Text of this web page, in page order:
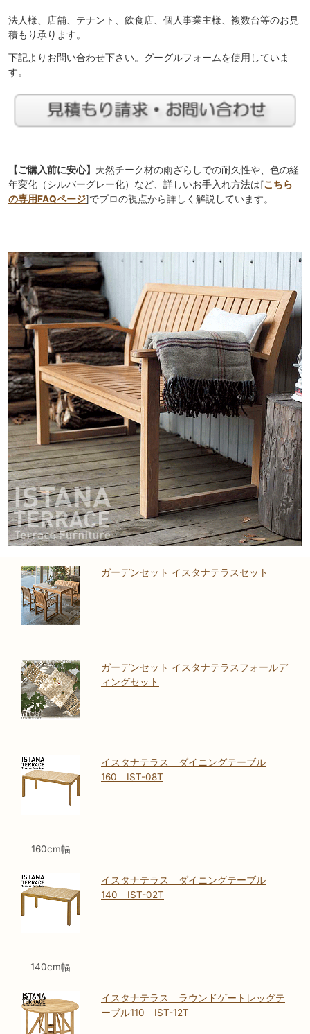
法人様、店舗、テナント、飲食店、個人事業主様、複数台等のお見
積もり承ります。
下記よりお問い合わせ下さい。グーグルフォームを使用していま
す。
【ご購入前に安心】 天然チーク材の雨ざらしでの耐久性や、色の経
年変化（シルバーグレー化）など、詳しいお手入れ方法は[こちら
の専用FAQページ]でプロの視点から詳しく解説しています。
ガーデンセット イスタナテラスセット
ガーデンセット イスタナテラスフォールデ
ィングセット
160cm幅
イスタナテラス ダイニングテーブル
160 IST-08T
140cm幅
イスタナテラス ダイニングテーブル
140 IST-02T
イスタナテラス ラウンドゲートレッグテ
ーブル110 IST-12T